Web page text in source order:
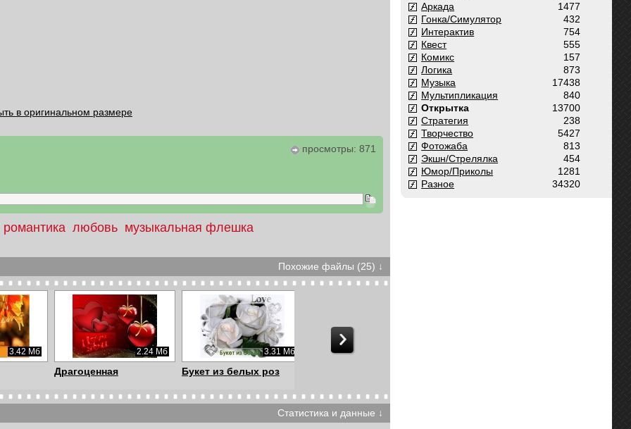
в оригинальном размере
просмотры: 871
романтика любовь музыкальная флешка
Похожие файлы (25) ↓
3.42 Мб 2.24 Мб
Драгоценная
3.31 Мб
Букет из белых роз
Статистика и данные ↓
1477
Аркада
432
Гонка/Симулятор
754
Интерактив
555
Квест
157
Комикс
873
Логика
17438
Музыка
840
Мультипликация
13700
Открытка
238
Стратегия
5427
Творчество
813
Фотожаба
454
Экшн/Стрелялка
1281
Юмор/Приколы
34320
Разное